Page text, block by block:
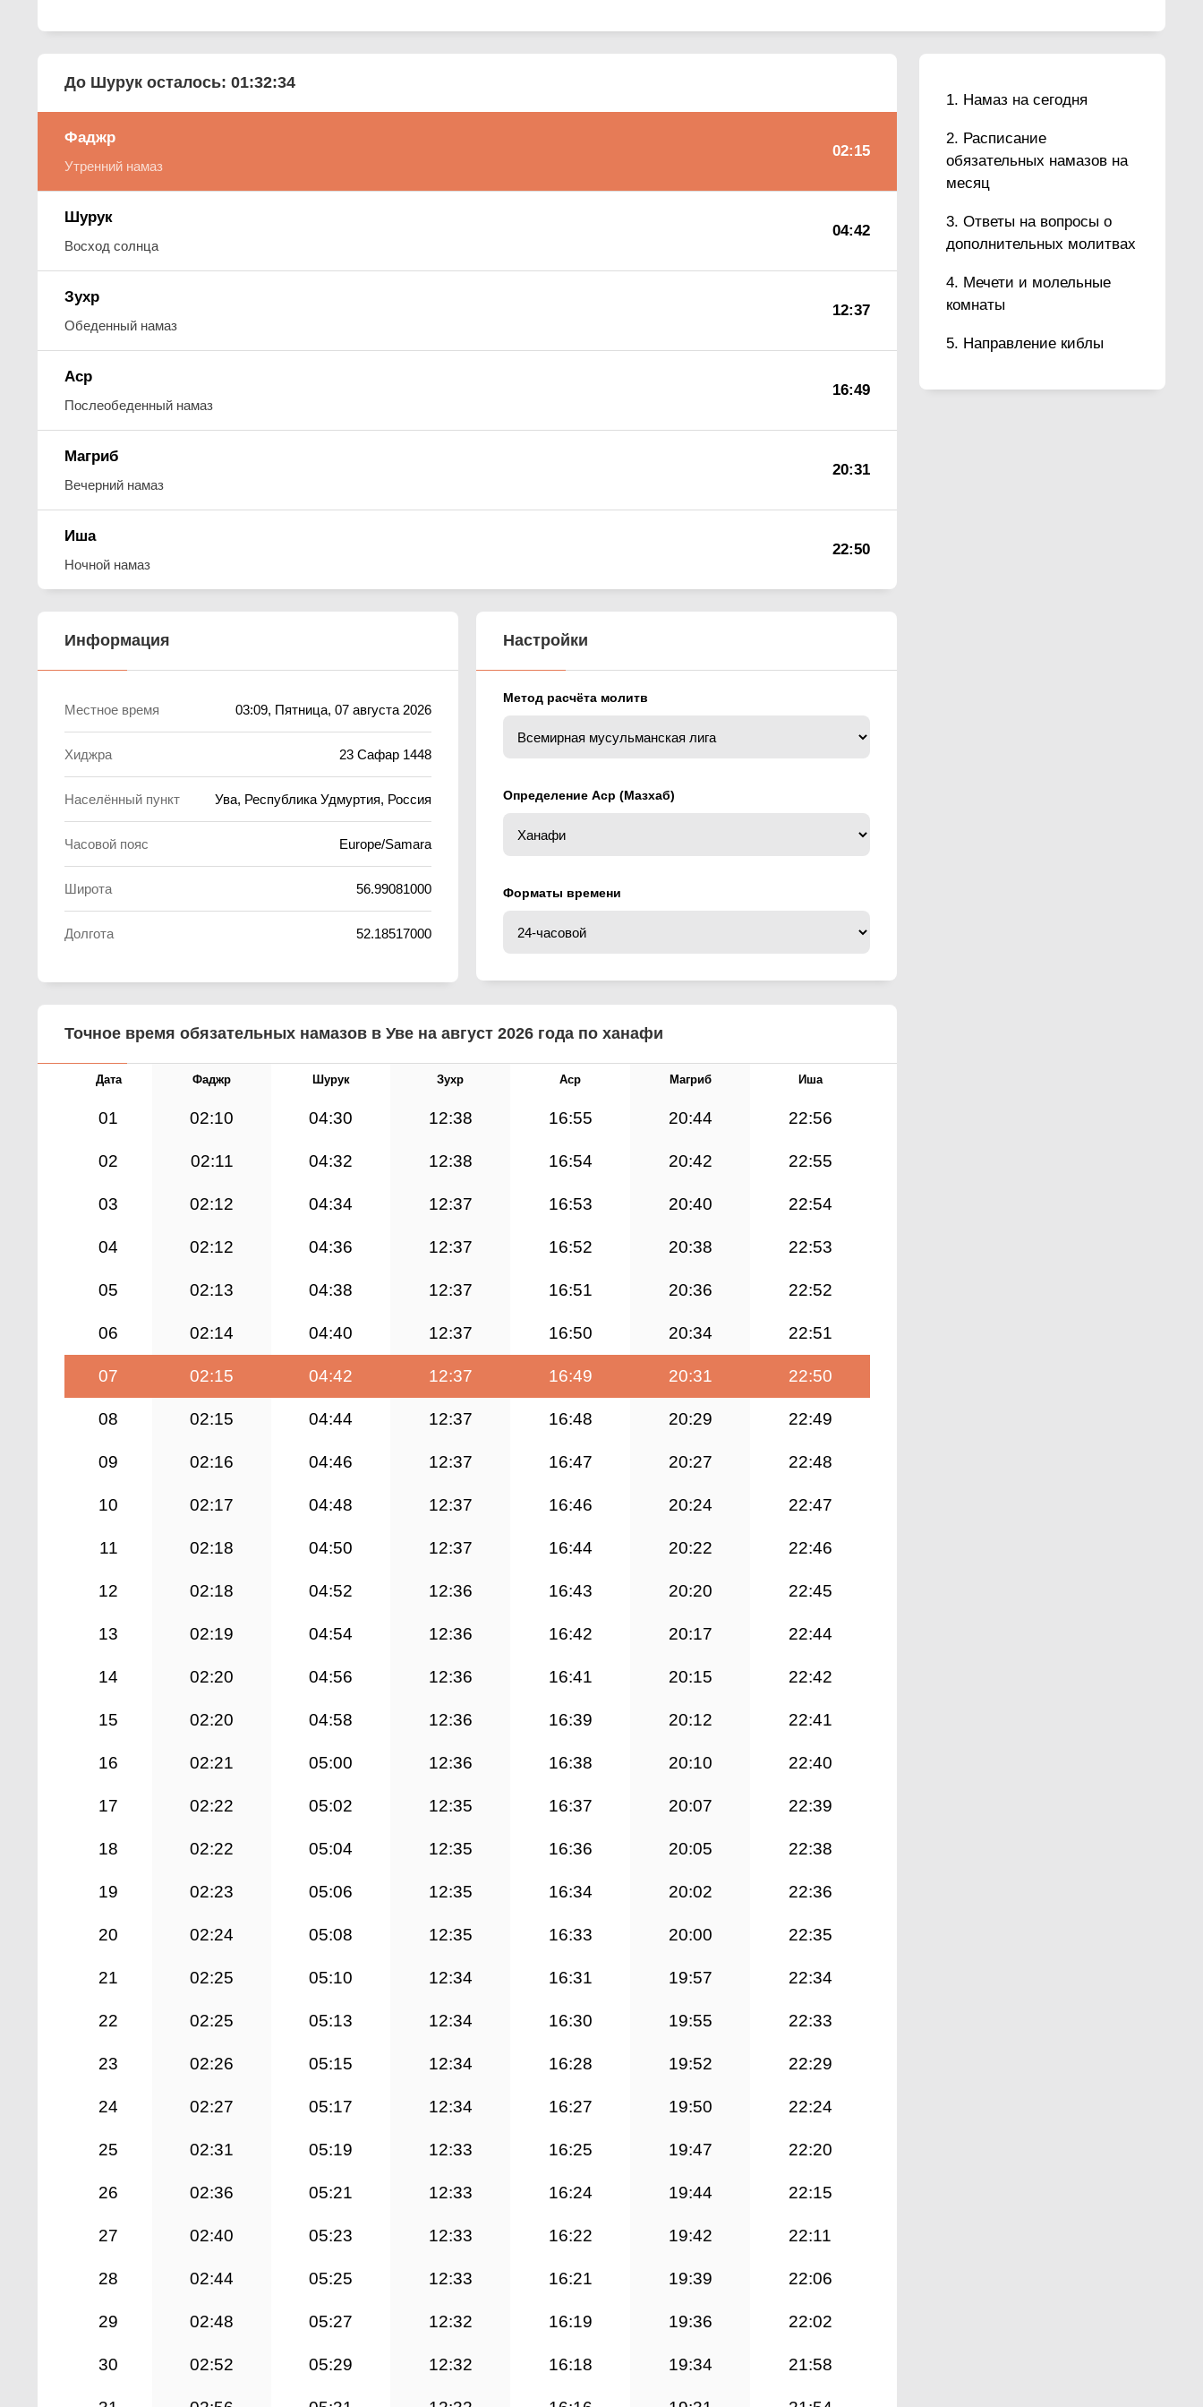
Намаз на сегодня
Расписание
обязательных намазов на
месяц
Ответы на вопросы о
дополнительных молитвах
Мечети и молельные
комнаты
Направление киблы
До Шурук осталось: 01:32:33
Фаджр
Утренний намаз
02:15
Шурук
Восход солнца
04:42
Зухр
Обеденный намаз
12:37
Аср
Послеобеденный намаз
16:49
Магриб
Вечерний намаз
20:31
Иша
Ночной намаз
22:50
Информация
Местное время 03:09, Пятница, 07 августа 2026
Хиджра 23 Сафар 1448
Населённый пункт Ува, Республика Удмуртия, Россия
Часовой пояс Europe/Samara
Широта 56.99081000
Долгота 52.18517000
Настройки
Метод расчёта молитв
Определение Аср (Мазхаб)
Форматы времени
Точное время обязательных намазов в Уве на август 2026 года по ханафи
Дата Фаджр Шурук Зухр Аср Магриб Иша
01 02:10 04:30 12:38 16:55 20:44 22:56
02 02:11 04:32 12:38 16:54 20:42 22:55
03 02:12 04:34 12:37 16:53 20:40 22:54
04 02:12 04:36 12:37 16:52 20:38 22:53
05 02:13 04:38 12:37 16:51 20:36 22:52
06 02:14 04:40 12:37 16:50 20:34 22:51
07 02:15 04:42 12:37 16:49 20:31 22:50
08 02:15 04:44 12:37 16:48 20:29 22:49
09 02:16 04:46 12:37 16:47 20:27 22:48
10 02:17 04:48 12:37 16:46 20:24 22:47
11 02:18 04:50 12:37 16:44 20:22 22:46
12 02:18 04:52 12:36 16:43 20:20 22:45
13 02:19 04:54 12:36 16:42 20:17 22:44
14 02:20 04:56 12:36 16:41 20:15 22:42
15 02:20 04:58 12:36 16:39 20:12 22:41
16 02:21 05:00 12:36 16:38 20:10 22:40
17 02:22 05:02 12:35 16:37 20:07 22:39
18 02:22 05:04 12:35 16:36 20:05 22:38
19 02:23 05:06 12:35 16:34 20:02 22:36
20 02:24 05:08 12:35 16:33 20:00 22:35
21 02:25 05:10 12:34 16:31 19:57 22:34
22 02:25 05:13 12:34 16:30 19:55 22:33
23 02:26 05:15 12:34 16:28 19:52 22:29
24 02:27 05:17 12:34 16:27 19:50 22:24
25 02:31 05:19 12:33 16:25 19:47 22:20
26 02:36 05:21 12:33 16:24 19:44 22:15
27 02:40 05:23 12:33 16:22 19:42 22:11
28 02:44 05:25 12:33 16:21 19:39 22:06
29 02:48 05:27 12:32 16:19 19:36 22:02
30 02:52 05:29 12:32 16:18 19:34 21:58